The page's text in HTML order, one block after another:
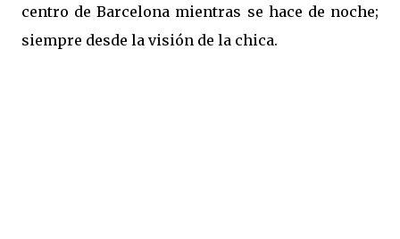
centro de Barcelona mientras se hace de noche;
siempre desde la visión de la chica.